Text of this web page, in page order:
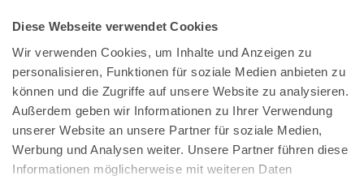
Diese Webseite verwendet Cookies
Wir verwenden Cookies, um Inhalte und Anzeigen zu
personalisieren, Funktionen für soziale Medien anbieten zu
können und die Zugriffe auf unsere Website zu analysieren.
Außerdem geben wir Informationen zu Ihrer Verwendung
unserer Website an unsere Partner für soziale Medien,
Werbung und Analysen weiter. Unsere Partner führen diese
Informationen möglicherweise mit weiteren Daten
Bundeskanzlerplatz 2
53113 Bonn